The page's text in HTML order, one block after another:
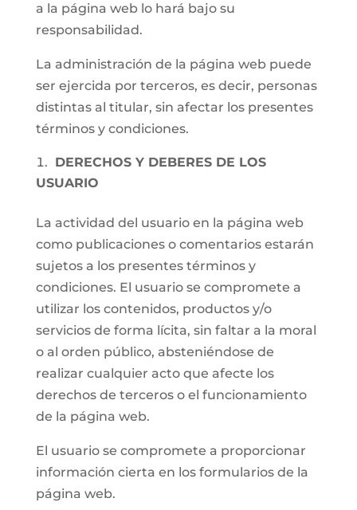
a la página web lo hará bajo su
responsabilidad.
La administración de la página web puede
ser ejercida por terceros, es decir, personas
distintas al titular, sin afectar los presentes
términos y condiciones.
DERECHOS Y DEBERES DE LOS
USUARIO
La actividad del usuario en la página web
como publicaciones o comentarios estarán
sujetos a los presentes términos y
condiciones. El usuario se compromete a
utilizar los contenidos, productos y/o
servicios de forma lícita, sin faltar a la moral
o al orden público, absteniéndose de
realizar cualquier acto que afecte los
derechos de terceros o el funcionamiento
de la página web.
El usuario se compromete a proporcionar
información cierta en los formularios de la
página web.